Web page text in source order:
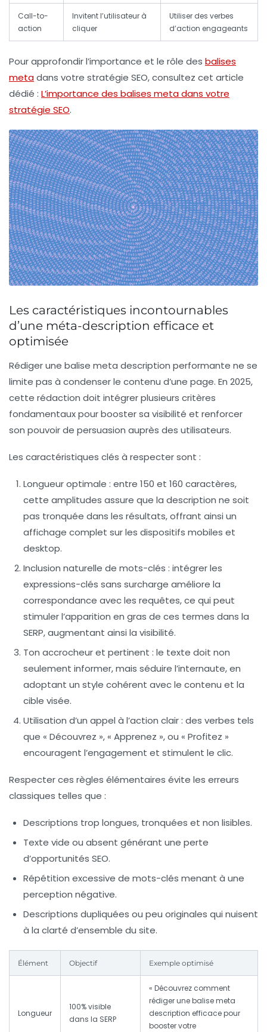
Call-to-
action
Invitent l’utilisateur à
cliquer
Utiliser des verbes
d’action engageants
Pour approfondir l’importance et le rôle des balises
metadans votre stratégie SEO, consultez cet article
dédié : L’importance des balises meta dans votre
stratégie SEO.
Les caractéristiques incontournables
d’une méta-description efficace et
optimisée
Rédiger une balise meta description performante ne se
limite pas à condenser le contenu d’une page. En 2025,
cette rédaction doit intégrer plusieurs critères
fondamentaux pour booster sa visibilité et renforcer
son pouvoir de persuasion auprès des utilisateurs.
Les caractéristiques clés à respecter sont :
Longueur optimale : entre 150 et 160 caractères,
cette amplitudes assure que la description ne soit
pas tronquée dans les résultats, offrant ainsi un
affichage complet sur les dispositifs mobiles et
desktop.
Inclusion naturelle de mots-clés : intégrer les
expressions-clés sans surcharge améliore la
correspondance avec les requêtes, ce qui peut
stimuler l’apparition en gras de ces termes dans la
SERP, augmentant ainsi la visibilité.
Ton accrocheur et pertinent : le texte doit non
seulement informer, mais séduire l’internaute, en
adoptant un style cohérent avec le contenu et la
cible visée.
Utilisation d’un appel à l’action clair: des verbes tels
que « Découvrez », « Apprenez », ou « Profitez »
encouragent l’engagement et stimulent le clic.
Respecter ces règles élémentaires évite les erreurs
classiques telles que :
Descriptions trop longues, tronquées et non lisibles.
Texte vide ou absent générant une perte
d’opportunités SEO.
Répétition excessive de mots-clés menant à une
perception négative.
Descriptions dupliquées ou peu originales qui nuisent
à la clarté d’ensemble du site.
Élément Objectif Exemple optimisé
Longueur
100% visible
dans la SERP
« Découvrez comment
rédiger une balise meta
description efficace pour
booster votre